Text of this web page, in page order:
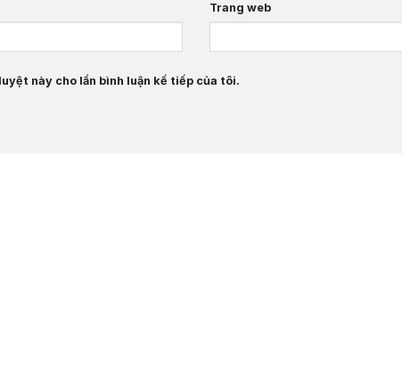
Trang web
này cho lần bình luận kế tiếp của tôi.